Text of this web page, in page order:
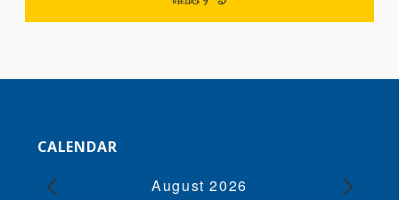
CALENDAR
August 2026